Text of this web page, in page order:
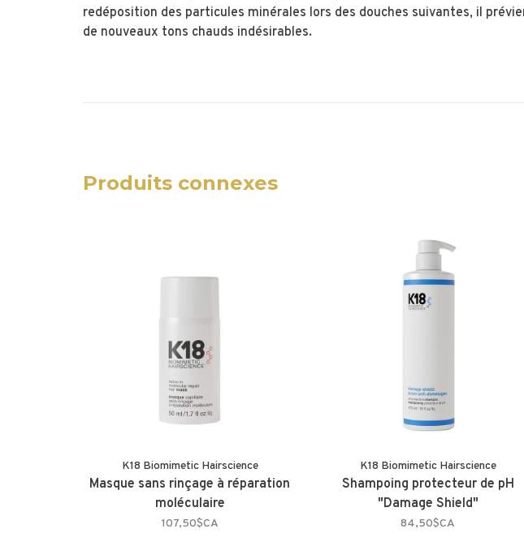
redéposition des particules minérales lors des douches suivantes, il
de nouveaux tons chauds indésirables.
Produits connexes
K18 Biomimetic Hairscience
Masque sans rinçage à réparation
moléculaire
107,50$CA
K18 Biomimetic Hairscience
Shampoing protecteur de pH
"Damage Shield"
84,50$CA